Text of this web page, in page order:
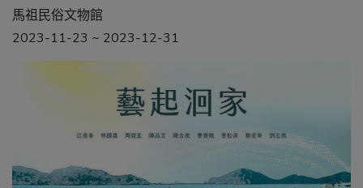
馬祖民俗文物館
2023-11-23 ~ 2023-12-31